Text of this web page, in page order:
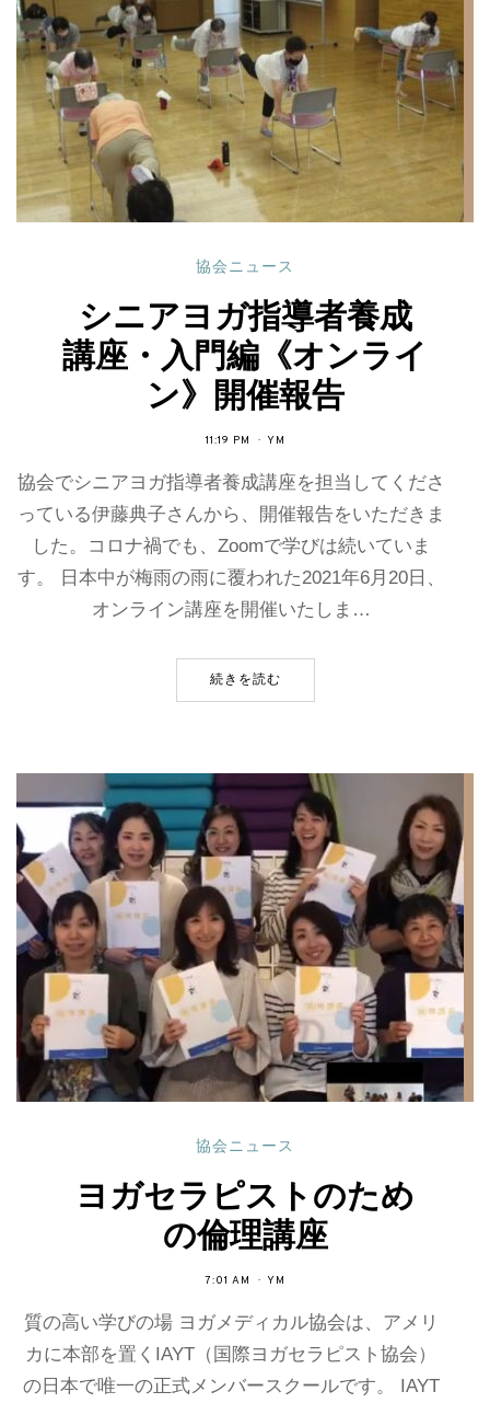
協会ニュース
シニアヨガ指導者養成
講座・入門編《オンライ
ン》開催報告
11:19 PM YM
協会でシニアヨガ指導者養成講座を担当してくださ
っている伊藤典子さんから、開催報告をいただきま
した。コロナ禍でも、Zoomで学びは続いていま
す。 日本中が梅雨の雨に覆われた2021年6月20日、
オンライン講座を開催いたしま…
続きを読む
協会ニュース
ヨガセラピストのため
の倫理講座
7:01 AM YM
質の高い学びの場 ヨガメディカル協会は、アメリ
カに本部を置くIAYT（国際ヨガセラピスト協会）
の日本で唯一の正式メンバースクールです。 IAYT